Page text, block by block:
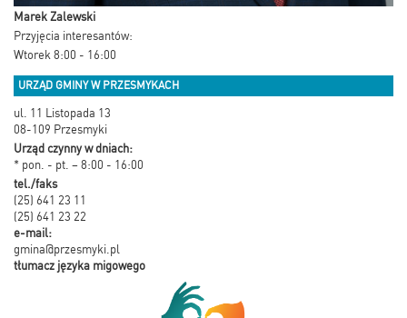
Marek Zalewski
Przyjęcia interesantów:
Wtorek 8:00 - 16:00
URZĄD GMINY W PRZESMYKACH
ul. 11 Listopada 13
08-109 Przesmyki
Urząd czynny w dniach:
* pon. - pt. – 8:00 - 16:00
tel./faks
(25) 641 23 11
(25) 641 23 22
e-mail:
gmina@przesmyki.pl
tłumacz języka migowego